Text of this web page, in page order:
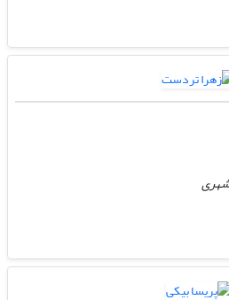
شهری